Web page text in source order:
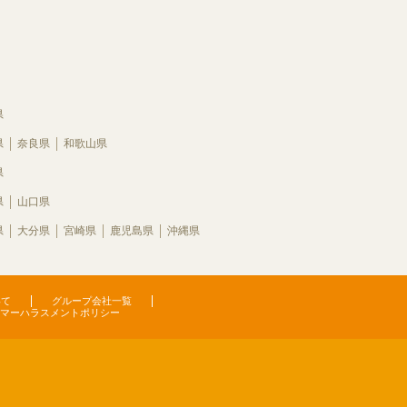
奈良県 和歌山県
山口県
大分県 宮崎県 鹿児島県 沖縄県
グループ会社一覧
ーハラスメントポリシー